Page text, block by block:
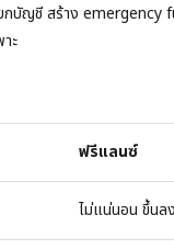
บัญชี สร้าง emergency
ะ
ฟรีแลนซ์
ไม่แน่นอน ขึ้นล